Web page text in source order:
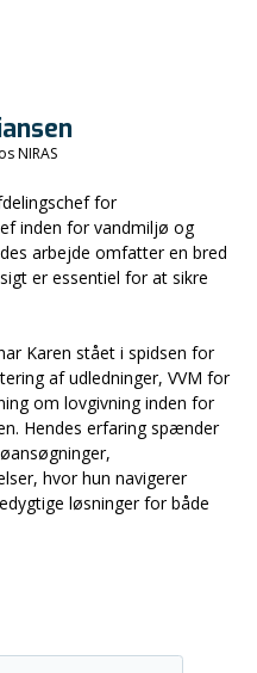
NIRAS
for
inden for vandmiljø og
arbejde omfatter en bred
er essentiel for at sikre
Karen stået i spidsen for
af udledninger, VVM for
om lovgivning inden for
Hendes erfaring spænder
hvor hun navigerer
løsninger for både